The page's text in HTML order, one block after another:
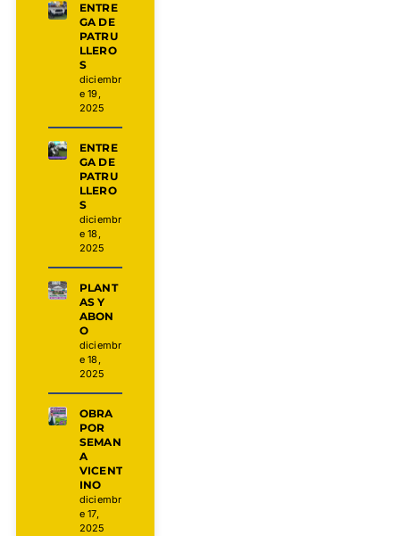
ENTRE
GA DE
PATRU
LLERO
S
diciembr
e 19,
2025
ENTRE
GA DE
PATRU
LLERO
S
diciembr
e 18,
2025
PLANT
AS Y
ABON
O
diciembr
e 18,
2025
OBRA
POR
SEMAN
A
VICENT
INO
diciembr
e 17,
2025